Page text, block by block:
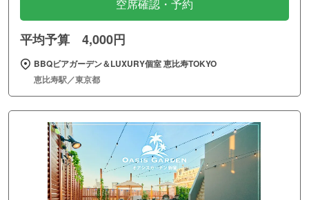
空席確認・予約
平均予算 4,000円
BBQビアガーデン＆LUXURY個室 恵比寿TOKYO
恵比寿駅／東京都